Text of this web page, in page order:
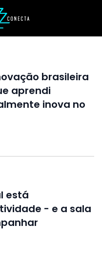
brasileira
aprendi
inova no
está
- e a sala